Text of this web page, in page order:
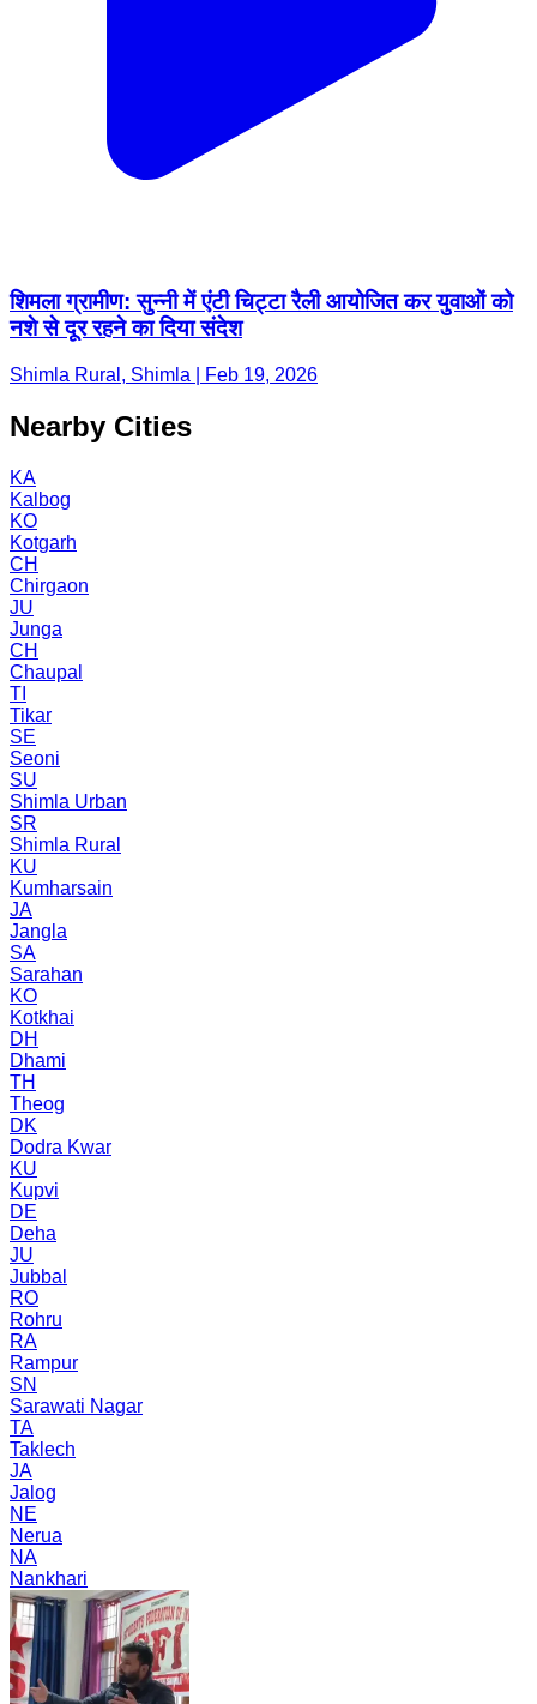
शिमला ग्रामीण: सुन्नी में एंटी चिट्टा रैली आयोजित कर युवाओं को
नशे से दूर रहने का दिया संदेश
Shimla Rural, Shimla | Feb 19, 2026
Nearby Cities
KA
Kalbog
KO
Kotgarh
CH
Chirgaon
JU
Junga
CH
Chaupal
TI
Tikar
SE
Seoni
SU
Shimla Urban
SR
Shimla Rural
KU
Kumharsain
JA
Jangla
SA
Sarahan
KO
Kotkhai
DH
Dhami
TH
Theog
DK
Dodra Kwar
KU
Kupvi
DE
Deha
JU
Jubbal
RO
Rohru
RA
Rampur
SN
Sarawati Nagar
TA
Taklech
JA
Jalog
NE
Nerua
NA
Nankhari